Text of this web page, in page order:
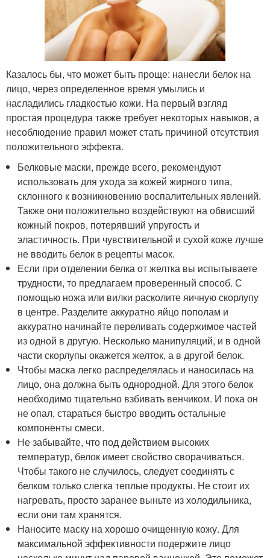
Казалось бы, что может быть проще: нанесли белок на
лицо, через определенное время умылись и
насладились гладкостью кожи. На первый взгляд
простая процедура также требует некоторых навыков, а
несоблюдение правил может стать причиной отсутствия
положительного эффекта.
Белковые маски, прежде всего, рекомендуют
использовать для ухода за кожей жирного типа,
склонного к возникновению воспалительных явлений.
Также они положительно воздействуют на обвисший
кожный покров, потерявший упругость и
эластичность. При чувствительной и сухой коже лучше
не вводить белок в рецепты масок.
Если при отделении белка от желтка вы испытываете
трудности, то предлагаем проверенный способ. С
помощью ножа или вилки расколите яичную скорлупу
в центре. Разделите аккуратно яйцо пополам и
аккуратно начинайте переливать содержимое частей
из одной в другую. Несколько манипуляций, и в одной
части скорлупы окажется желток, а в другой белок.
Чтобы маска легко распределялась и наносилась на
лицо, она должна быть однородной. Для этого белок
необходимо тщательно взбивать венчиком. И пока он
не опал, стараться быстро вводить остальные
компоненты смеси.
Не забывайте, что под действием высоких
температур, белок имеет свойство сворачиваться.
Чтобы такого не случилось, следует соединять с
белком только слегка теплые продукты. Не стоит их
нагревать, просто заранее выньте из холодильника,
если они там хранятся.
Наносите маску на хорошо очищенную кожу. Для
максимальной эффективности подержите лицо